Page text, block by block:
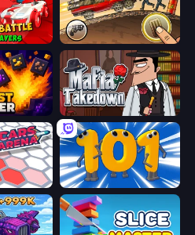
Stickman battle 1-4 Players Earn to Die: Zombie Ride
Mafia Takedown
Numbers Arena